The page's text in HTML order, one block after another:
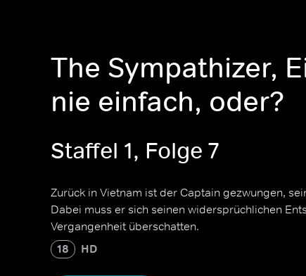
The Sympathizer,
nie einfach, oder?
Staffel 1, Folge 7
Zurück in Vietnam ist der Captain gezwungen,
Dabei muss er sich seinen widersprüchlichen
Vergangenheit überschatten.
18 HD